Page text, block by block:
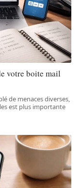
votre boite mail
de menaces diverses,
est plus importante